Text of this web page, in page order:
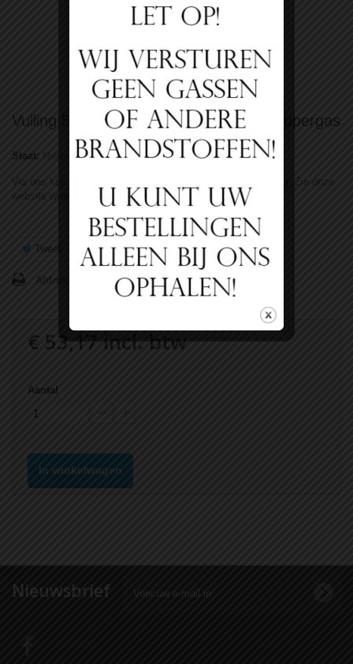
Bekijk groter
Vulling 5 liter Menggas 200Bar 85/15 Supergas
Staat: Nieuw product
Via ons kop ruil systeem, u levert lege in en krijgt volle terug. Zie onze
website www.lasengas.nl
Tweet Delen Google+ Pinterest
Afdrukken
€ 53,17incl. btw
Aantal
In winkelwagen
Nieuwsbrief